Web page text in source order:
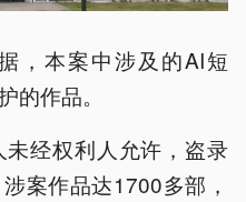
，本案中涉及的AI短
的作品。
经权利人允许，盗录
案作品达1700多部，